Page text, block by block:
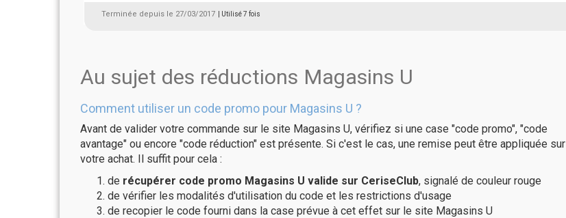
Terminée depuis le 27/03/2017 | Utilisé 7 fois
Au sujet des réductions Magasins U
Comment utiliser un code promo pour Magasins U ?
Avant de valider votre commande sur le site Magasins U, vérifiez si une case "code promo", "code
avantage" ou encore "code réduction" est présente. Si c'est le cas, une remise peut être appliquée sur
votre achat. Il suffit pour cela :
de récupérer code promo Magasins U valide sur CeriseClub, signalé de couleur rouge
de vérifier les modalités d'utilisation du code et les restrictions d'usage
de recopier le code fourni dans la case prévue à cet effet sur le site Magasins U